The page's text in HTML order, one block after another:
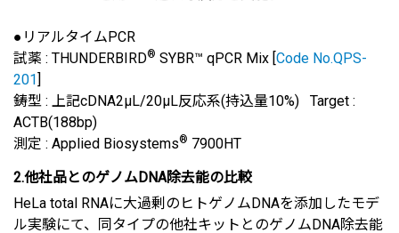
●リアルタイムPCR
試薬 : THUNDERBIRD® SYBR™ qPCR Mix [Code No.QPS-
201]
鋳型 : 上記cDNA2μL/20μL反応系(持込量10%) Target :
ACTB(188bp)
測定 : Applied Biosystems® 7900HT
2.他社品とのゲノムDNA除去能の比較
HeLa total RNAに大過剰のヒトゲノムDNAを添加したモデ
ル実験にて、同タイプの他社キットとのゲノムDNA除去能